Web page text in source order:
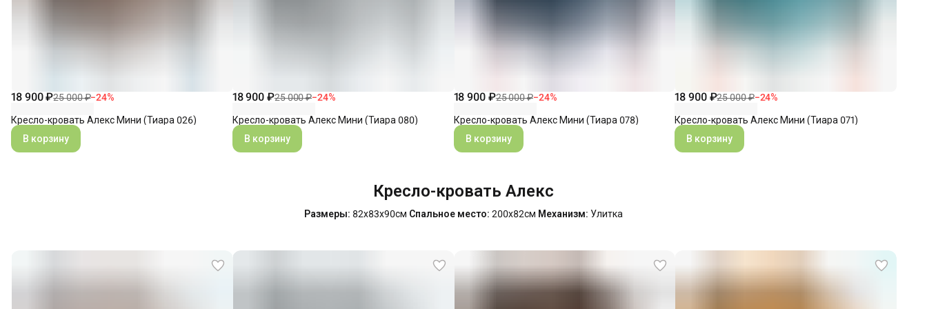
18 900 ₽25 000 ₽−24%
Кресло-кровать Алекс Мини (Тиара 026)
В корзину
18 900 ₽25 000 ₽−24%
Кресло-кровать Алекс Мини (Тиара 080)
В корзину
18 900 ₽25 000 ₽−24%
Кресло-кровать Алекс Мини (Тиара 078)
В корзину
18 900 ₽25 000 ₽−24%
Кресло-кровать Алекс Мини (Тиара 071)
В корзину
Кресло-кровать Алекс
Размеры: 82х83х90см Спальное место: 200х82см Механизм: Улитка